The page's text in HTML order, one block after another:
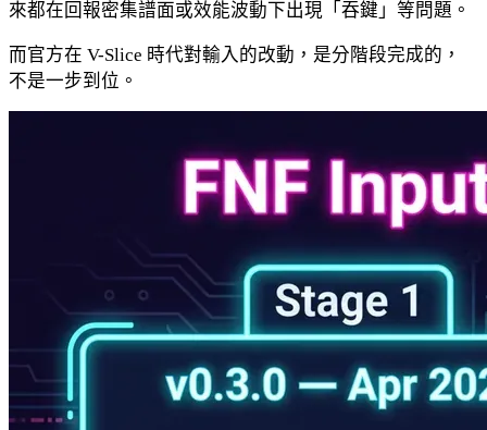
來都在回報密集譜面或效能波動下出現「吞鍵」等問題。
而官方在 V-Slice 時代對輸入的改動，是分階段完成的，
不是一步到位。